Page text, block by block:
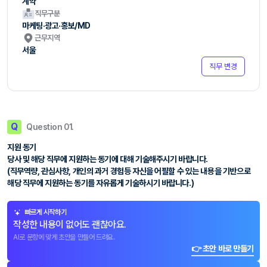
직무구분
마케팅·광고·홍보/MD
근무지역
서울
직무 변경
Q Question 01.
지원 동기
당사 및 해당 직무에 지원하는 동기에 대해 기술해주시기 바랍니다.
(직무역량, 관심사항, 개인의 과거 경험등 자신을 어필할 수 있는 내용을 기반으로
해당 직무에 지원하는 동기를 자유롭게 기술하시기 바랍니다.)
빠르게 시작하기
작성한 내용이 없어도 괜찮아요.
AI로 문항에 맞게 초안을 만들어 드려요.
👉 초안 바로 만들기